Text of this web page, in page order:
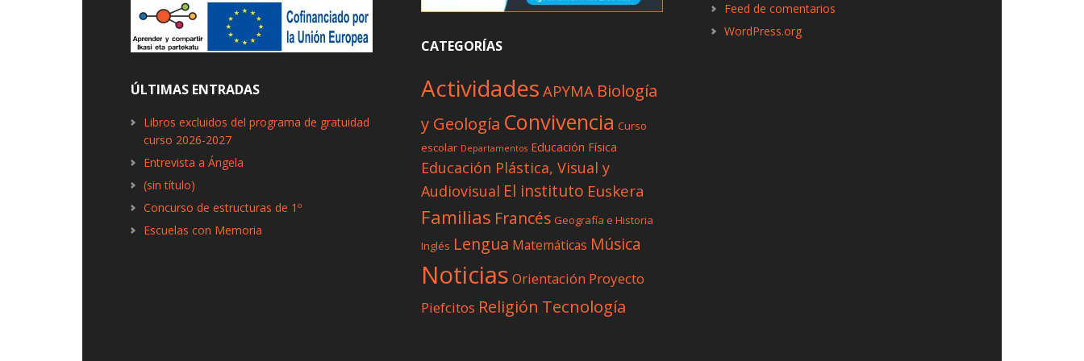
ÚLTIMAS ENTRADAS
Libros excluidos del programa de gratuidad
curso 2026-2027
Entrevista a Ángela
(sin título)
Concurso de estructuras de 1º
Escuelas con Memoria
CATEGORÍAS
Actividades APYMA Biología
y Geología Convivencia Curso
escolar Departamentos Educación Física
Educación Plástica, Visual y
Audiovisual El instituto Euskera
Familias Francés Geografía e Historia
Inglés Lengua Matemáticas Música
Noticias Orientación Proyecto
Piefcitos Religión Tecnología
Feed de comentarios
WordPress.org